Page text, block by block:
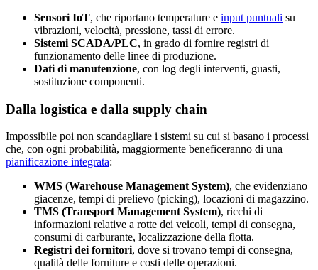
Sensori IoT, che riportano temperature e input puntuali su
vibrazioni, velocità, pressione, tassi di errore.
Sistemi SCADA/PLC, in grado di fornire registri di
funzionamento delle linee di produzione.
Dati di manutenzione, con log degli interventi, guasti,
sostituzione componenti.
Dalla logistica e dalla supply chain
Impossibile poi non scandagliare i sistemi su cui si basano i processi
che, con ogni probabilità, maggiormente beneficeranno di una
pianificazione integrata:
WMS (Warehouse Management System), che evidenziano
giacenze, tempi di prelievo (picking), locazioni di magazzino.
TMS (Transport Management System), ricchi di
informazioni relative a rotte dei veicoli, tempi di consegna,
consumi di carburante, localizzazione della flotta.
Registri dei fornitori, dove si trovano tempi di consegna,
qualità delle forniture e costi delle operazioni.